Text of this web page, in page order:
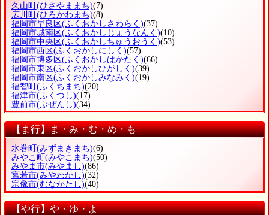
久山町 (ひさやままち)(7)
広川町 (ひろかわまち)(8)
福岡市早良区(ふくおかしさわらく)(37)
福岡市城南区(ふくおかしじょうなんく)(10)
福岡市中央区(ふくおかしちゅうおうく)(53)
福岡市西区(ふくおかしにしく)(57)
福岡市博多区(ふくおかしはかたく)(66)
福岡市東区(ふくおかしひがしく)(39)
福岡市南区(ふくおかしみなみく)(19)
福智町 (ふくちまち)(20)
福津市(ふくつし)(17)
豊前市(ぶぜんし)(34)
【ま行】ま・み・む・め・も
水巻町(みずまきまち)(6)
みやこ町(みやこまち)(50)
みやま市(みやまし)(86)
宮若市(みやわかし)(32)
宗像市(むなかたし)(40)
【や行】や・ゆ・よ